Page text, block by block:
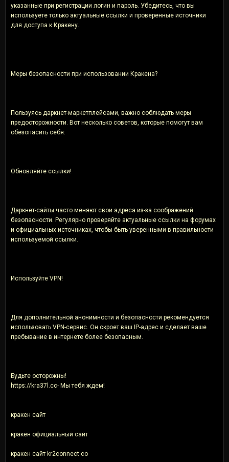
указанные при регистрации логин и пароль. Убедитесь, что вы
используете только актуальные ссылки и проверенные источники
для доступа к Кракену.
Меры безопасности при использовании Кракена?
Пользуясь даркнет-маркетплейсами, важно соблюдать меры
предосторожности. Вот несколько советов, которые помогут вам
обезопасить себя:
Обновляйте ссылки!
Даркнет-сайты часто меняют свои адреса из-за соображений
безопасности. Регулярно проверяйте актуальные ссылки на форумах
и официальных источниках, чтобы быть уверенными в правильности
используемой ссылки.
Используйте VPN!
Для дополнительной анонимности и безопасности рекомендуется
использовать VPN-сервис. Он скроет ваш IP-адрес и сделает ваше
пребывание в интернете более безопасным.
Будьте осторожны!
https://kra37l.cc- Мы тебя ждем!
кракен сайт
кракен официальный сайт
кракен сайт kr2connect co